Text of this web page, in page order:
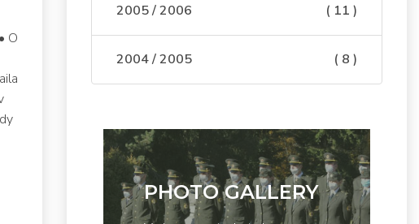
O
2005 / 2006 ( 11 )
2004 / 2005 ( 8 )
PHOTO GALLERY